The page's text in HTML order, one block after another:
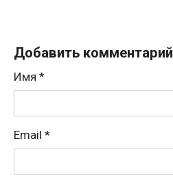
Добавить комментарий
Имя *
Email *